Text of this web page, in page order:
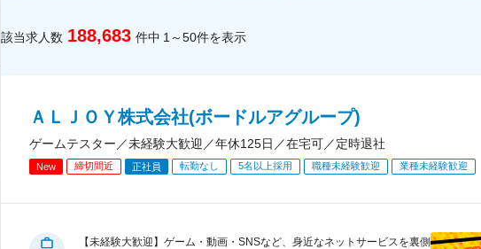
該当求人数 188,683 件中 1～50件を表示
ＡＬＪＯＹ株式会社(ボードルアグループ)
ゲームテスター／未経験大歓迎／年休125日／在宅可／定時退社
New 締切間近 正社員 転勤なし 5名以上採用 職種未経験歓迎 業種未経験歓迎
【未経験大歓迎】ゲーム・動画・SNSなど、身近なネットサービスを裏側